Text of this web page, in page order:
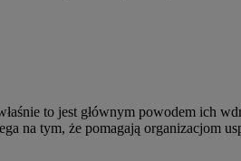
to jest głównym powodem ich
na tym, że pomagają organizacjom